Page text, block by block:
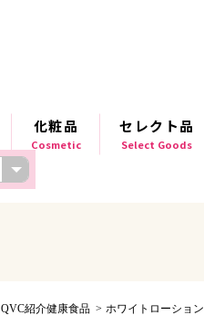
化粧品
Cosmetic
セレクト品
Select Goods
QVC紹介健康食品 ホワイトローション